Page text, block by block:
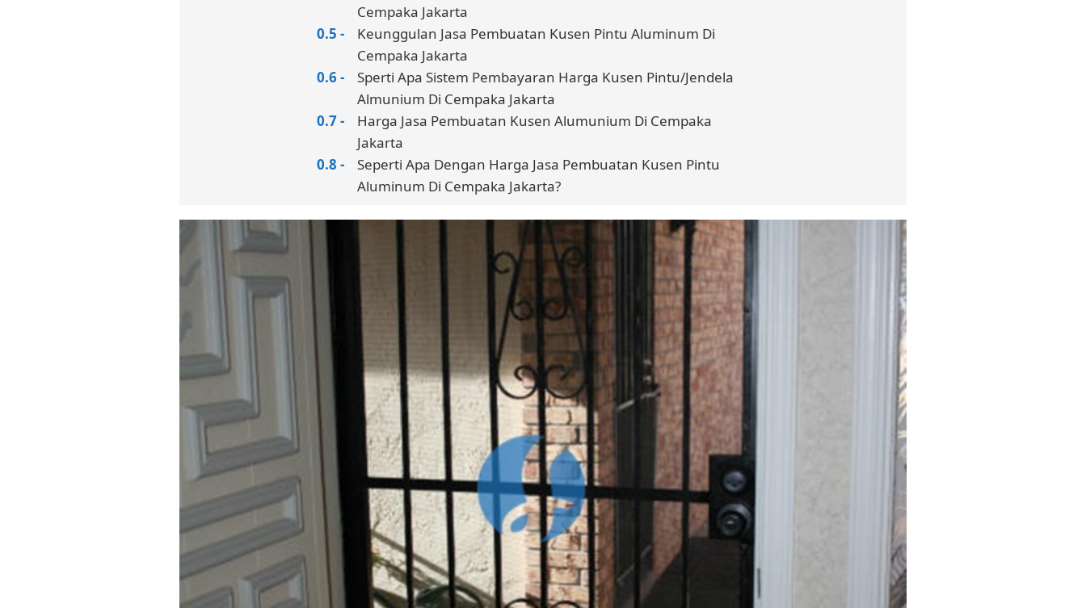
Cempaka Jakarta
Keunggulan Jasa Pembuatan Kusen Pintu Aluminum Di
Cempaka Jakarta
Sperti Apa Sistem Pembayaran Harga Kusen Pintu/Jendela
Almunium Di Cempaka Jakarta
Harga Jasa Pembuatan Kusen Alumunium Di Cempaka
Jakarta
Seperti Apa Dengan Harga Jasa Pembuatan Kusen Pintu
Aluminum Di Cempaka Jakarta?